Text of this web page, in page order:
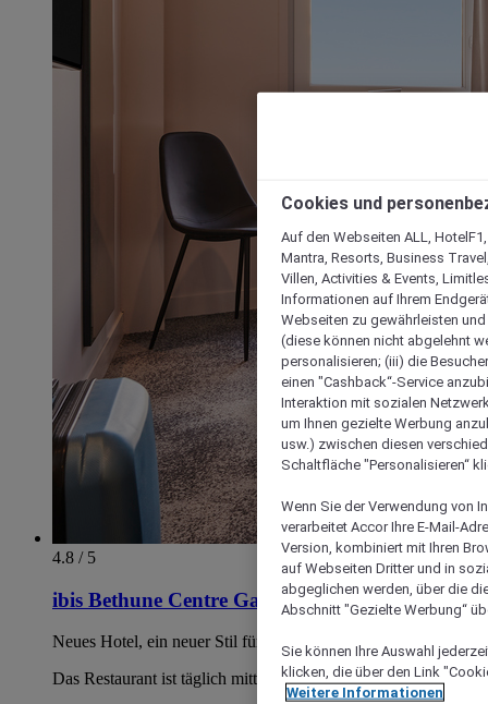
4.8 / 5
ibis Bethune Centre Gare
Neues Hotel, ein neuer Stil für die Marke ibis
Das Restaurant ist täglich mittags und abends geöffnet
Cookies und
Auf den Webseiten ALL,
Mantra, Resorts, Business
Villen, Activities & Events,
Informationen auf Ihrem
Webseiten zu gewährleisten
(diese können nicht abgelehnt
personalisieren; (iii) die
einen "Cashback“-Service
Interaktion mit sozialen
um Ihnen gezielte Werbung
usw.) zwischen diesen
Schaltfläche "Personalisieren“
Wenn Sie der Verwendung von
verarbeitet Accor Ihre E-Mail-
Version, kombiniert mit Ihren
auf Webseiten Dritter und in
abgeglichen werden, über die
Abschnitt "Gezielte Werbung“
Sie können Ihre Auswahl
klicken, die über den Link
Weitere Informationen